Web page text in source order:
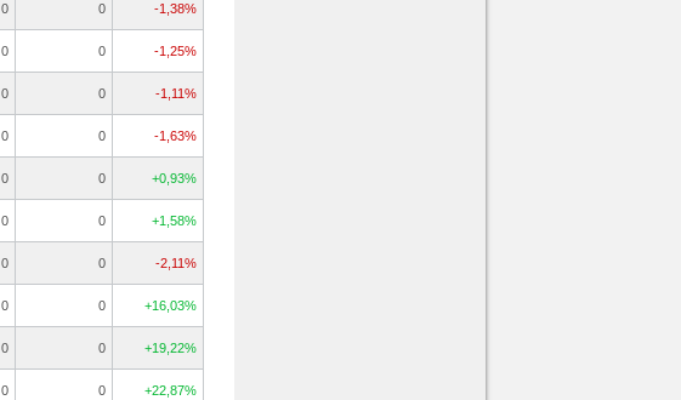
0 0 -1,38%
0 0 -1,25%
0 0 -1,11%
0 0 -1,63%
0 0 +0,93%
0 0 +1,58%
0 0 -2,11%
0 0 +16,03%
0 0 +19,22%
0 0 +22,87%